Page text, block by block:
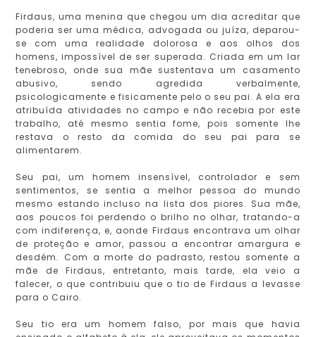
Firdaus, uma menina que chegou um dia acreditar que
poderia ser uma médica, advogada ou juíza, deparou-
se com uma realidade dolorosa e aos olhos dos
homens, impossível de ser superada. Criada em um lar
tenebroso, onde sua mãe sustentava um casamento
abusivo, sendo agredida verbalmente,
psicologicamente e fisicamente pelo o seu pai. A ela era
atribuída atividades no campo e não recebia por este
trabalho, até mesmo sentia fome, pois somente lhe
restava o resto da comida do seu pai para se
alimentarem.
Seu pai, um homem insensível, controlador e sem
sentimentos, se sentia a melhor pessoa do mundo
mesmo estando incluso na lista dos piores. Sua mãe,
aos poucos foi perdendo o brilho no olhar, tratando-a
com indiferença, e, aonde Firdaus encontrava um olhar
de proteção e amor, passou a encontrar amargura e
desdém. Com a morte do padrasto, restou somente a
mãe de Firdaus, entretanto, mais tarde, ela veio a
falecer, o que contribuiu que o tio de Firdaus a levasse
para o Cairo.
Seu tio era um homem falso, por mais que havia